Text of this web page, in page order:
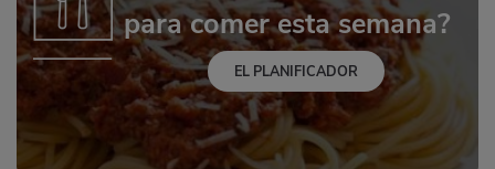
para comer esta semana?
EL PLANIFICADOR